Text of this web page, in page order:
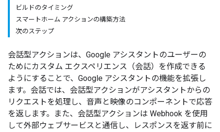
ビルドのタイミング
スマートホーム アクションの構築方法
次のステップ
会話型アクションは、Google アシスタントのユーザーの
ためにカスタム エクスペリエンス（会話）を作成できる
ようにすることで、Google アシスタントの機能を拡張し
ます。会話では、会話型アクションがアシスタントからの
リクエストを処理し、音声と映像のコンポーネントで応答
を返します。また、会話型アクションは Webhook を使用
して外部ウェブサービスと通信し、レスポンスを返す前に